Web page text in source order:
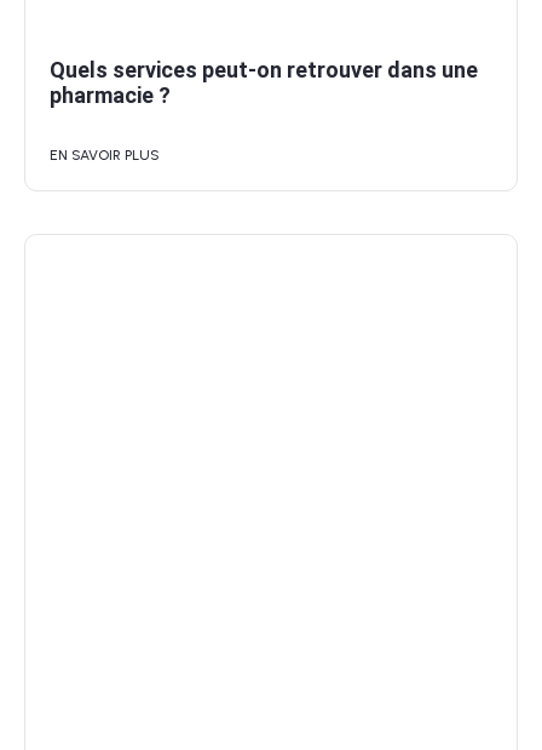
Quels services peut-on retrouver dans une
pharmacie ?
EN SAVOIR PLUS